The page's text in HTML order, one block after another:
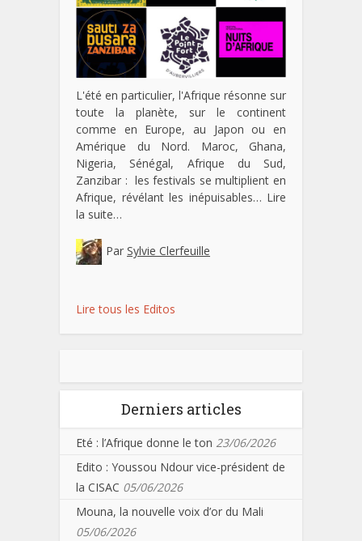
L'été en particulier, l'Afrique résonne sur
toute la planète, sur le continent
comme en Europe, au Japon ou en
Amérique du Nord. Maroc, Ghana,
Nigeria, Sénégal, Afrique du Sud,
Zanzibar : les festivals se multiplient en
Afrique, révélant les inépuisables… Lire
la suite…
Par Sylvie Clerfeuille
Lire tous les Editos
Derniers articles
Eté : l’Afrique donne le ton 23/06/2026
Edito : Youssou Ndour vice-président de
la CISAC 05/06/2026
Mouna, la nouvelle voix d’or du Mali
05/06/2026